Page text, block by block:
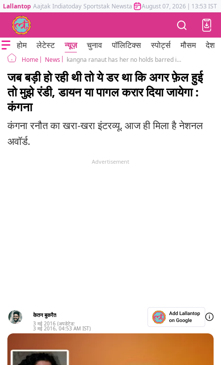
Lallantop Aajtak Indiatoday Sportstak Newstak Mumbai Tak Astrotak
August 07, 2026 | 13:53 IST
होम लेटेस्ट न्यूज़ चुनाव पॉलिटिक्स स्पोर्ट्स मौसम देश
Home News kangna ranaut has her no holds barred interview after her controversy with Hrithik Roshan
जब बड़ी हो रही थी तो ये डर था कि अगर फ़ेल हुई
तो मुझे रंडी, डायन या पागल करार दिया जायेगा :
कंगना
कंगना रनौत का खरा-खरा इंटरव्यू. आज ही मिला है नेशनल
अवॉर्ड.
Advertisement
केतन बुकरैत
3 मई 2016 (अपडेटेड:
3 मई 2016, 04:53 AM IST)